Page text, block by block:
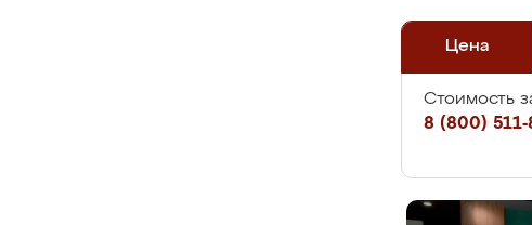
Цена
Стоимость
8 (800) 511-